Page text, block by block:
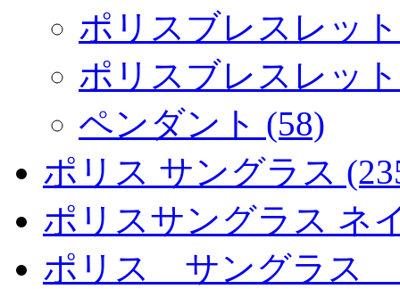
ポリスブレスレッ
ポリスブレスレッ
ペンダント (58)
ポリス サングラス
ポリスサングラス ネ
ポリス サングラス